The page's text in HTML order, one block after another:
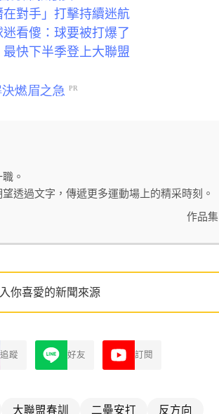
對手」打擊持續迷航
看傻：球要被打爆了
快下半季登上大聯盟
。
透過文字，傳遞更多運動場上的精采時刻。
作品集
你喜愛的新聞來源
追蹤 好友 訂閱
大聯盟春訓 二壘安打 反方向